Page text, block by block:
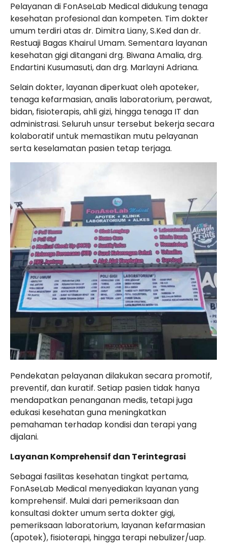
Pelayanan di FonAseLab Medical didukung tenaga
kesehatan profesional dan kompeten. Tim dokter
umum terdiri atas dr. Dimitra Liany, S.Ked dan dr.
Restuaji Bagas Khairul Umam. Sementara layanan
kesehatan gigi ditangani drg. Biwana Amalia, drg.
Endartini Kusumasuti, dan drg. Marlayni Adriana.
Selain dokter, layanan diperkuat oleh apoteker,
tenaga kefarmasian, analis laboratorium, perawat,
bidan, fisioterapis, ahli gizi, hingga tenaga IT dan
administrasi. Seluruh unsur tersebut bekerja secara
kolaboratif untuk memastikan mutu pelayanan
serta keselamatan pasien tetap terjaga.
Pendekatan pelayanan dilakukan secara promotif,
preventif, dan kuratif. Setiap pasien tidak hanya
mendapatkan penanganan medis, tetapi juga
edukasi kesehatan guna meningkatkan
pemahaman terhadap kondisi dan terapi yang
dijalani.
Layanan Komprehensif dan Terintegrasi
Sebagai fasilitas kesehatan tingkat pertama,
FonAseLab Medical menyediakan layanan yang
komprehensif. Mulai dari pemeriksaan dan
konsultasi dokter umum serta dokter gigi,
pemeriksaan laboratorium, layanan kefarmasian
(apotek), fisioterapi, hingga terapi nebulizer/uap.